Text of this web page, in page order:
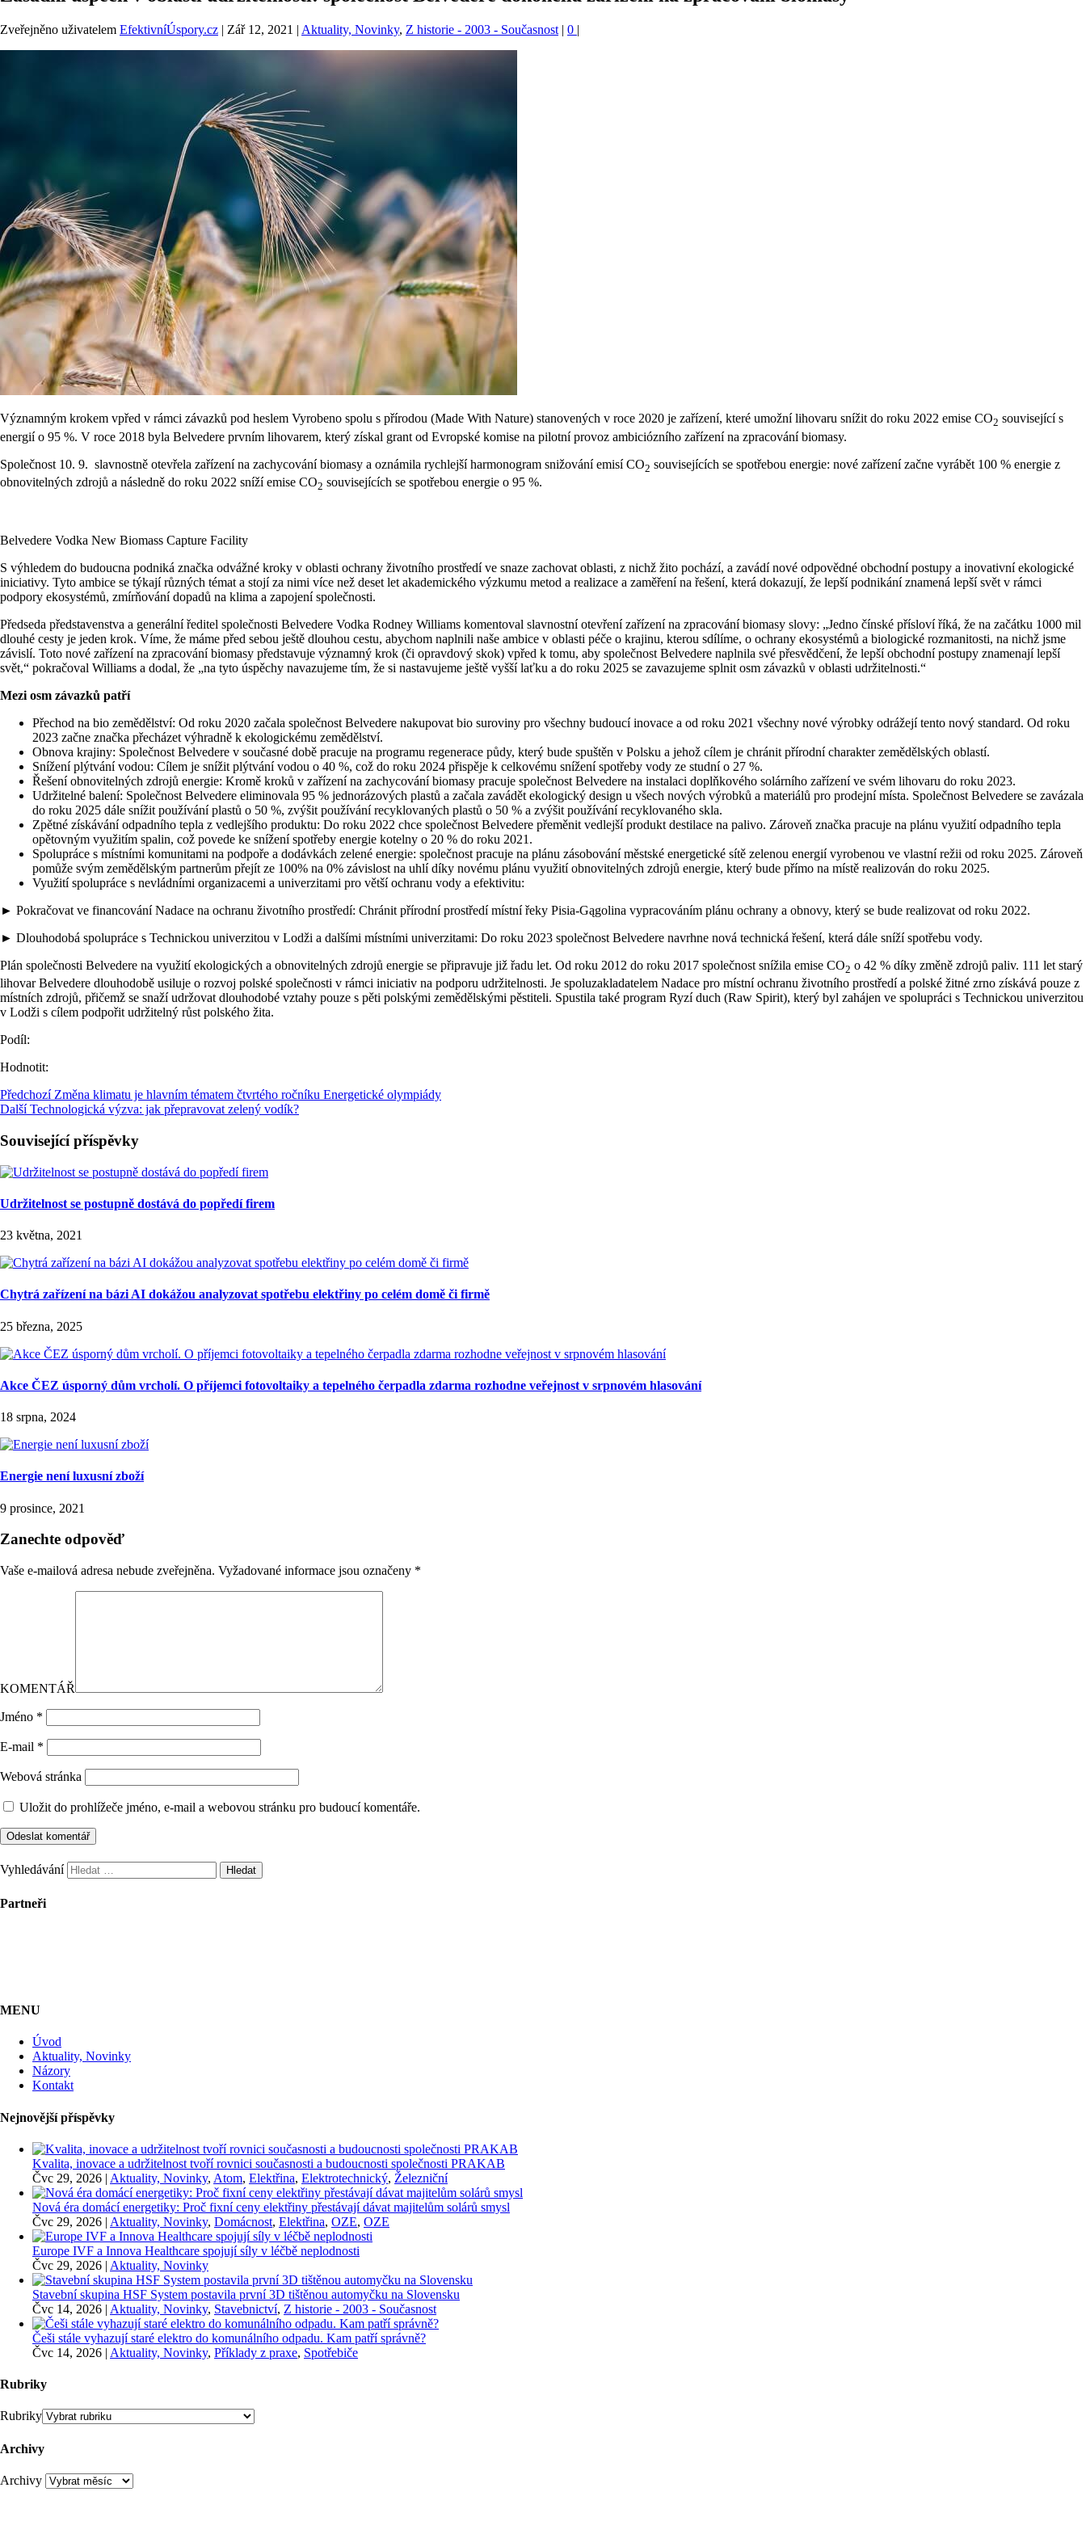
Zveřejněno uživatelem EfektivníÚspory.cz | Zář 12, 2021 | Aktuality, Novinky, Z historie - 2003 - Současnost | 0 |
Významným krokem vpřed v rámci závazků pod heslem Vyrobeno spolu s přírodou (Made With Nature) stanovených v roce 2020 je zařízení, které umožní lihovaru snížit do roku 2022 emise CO2 související s
energií o 95 %. V roce 2018 byla Belvedere prvním lihovarem, který získal grant od Evropské komise na pilotní provoz ambiciózního zařízení na zpracování biomasy.
Společnost 10. 9. slavnostně otevřela zařízení na zachycování biomasy a oznámila rychlejší harmonogram snižování emisí CO2 souvisejících se spotřebou energie: nové zařízení začne vyrábět 100 % energie z
obnovitelných zdrojů a následně do roku 2022 sníží emise CO2 souvisejících se spotřebou energie o 95 %.
Belvedere Vodka New Biomass Capture Facility
S výhledem do budoucna podniká značka odvážné kroky v oblasti ochrany životního prostředí ve snaze zachovat oblasti, z nichž žito pochází, a zavádí nové odpovědné obchodní postupy a inovativní ekologické
iniciativy. Tyto ambice se týkají různých témat a stojí za nimi více než deset let akademického výzkumu metod a realizace a zaměření na řešení, která dokazují, že lepší podnikání znamená lepší svět v rámci
podpory ekosystémů, zmírňování dopadů na klima a zapojení společnosti.
Předseda představenstva a generální ředitel společnosti Belvedere Vodka Rodney Williams komentoval slavnostní otevření zařízení na zpracování biomasy slovy: „Jedno čínské přísloví říká, že na začátku 1000 mil
dlouhé cesty je jeden krok. Víme, že máme před sebou ještě dlouhou cestu, abychom naplnili naše ambice v oblasti péče o krajinu, kterou sdílíme, o ochrany ekosystémů a biologické rozmanitosti, na nichž jsme
závislí. Toto nové zařízení na zpracování biomasy představuje významný krok (či opravdový skok) vpřed k tomu, aby společnost Belvedere naplnila své přesvědčení, že lepší obchodní postupy znamenají lepší
svět,“ pokračoval Williams a dodal, že „na tyto úspěchy navazujeme tím, že si nastavujeme ještě vyšší laťku a do roku 2025 se zavazujeme splnit osm závazků v oblasti udržitelnosti.“
Mezi osm závazků patří
Přechod na bio zemědělství: Od roku 2020 začala společnost Belvedere nakupovat bio suroviny pro všechny budoucí inovace a od roku 2021 všechny nové výrobky odrážejí tento nový standard. Od roku
2023 začne značka přecházet výhradně k ekologickému zemědělství.
Obnova krajiny: Společnost Belvedere v současné době pracuje na programu regenerace půdy, který bude spuštěn v Polsku a jehož cílem je chránit přírodní charakter zemědělských oblastí.
Snížení plýtvání vodou: Cílem je snížit plýtvání vodou o 40 %, což do roku 2024 přispěje k celkovému snížení spotřeby vody ze studní o 27 %.
Řešení obnovitelných zdrojů energie: Kromě kroků v zařízení na zachycování biomasy pracuje společnost Belvedere na instalaci doplňkového solárního zařízení ve svém lihovaru do roku 2023.
Udržitelné balení: Společnost Belvedere eliminovala 95 % jednorázových plastů a začala zavádět ekologický design u všech nových výrobků a materiálů pro prodejní místa. Společnost Belvedere se zavázala
do roku 2025 dále snížit používání plastů o 50 %, zvýšit používání recyklovaných plastů o 50 % a zvýšit používání recyklovaného skla.
Zpětné získávání odpadního tepla z vedlejšího produktu: Do roku 2022 chce společnost Belvedere přeměnit vedlejší produkt destilace na palivo. Zároveň značka pracuje na plánu využití odpadního tepla
opětovným využitím spalin, což povede ke snížení spotřeby energie kotelny o 20 % do roku 2021.
Spolupráce s místními komunitami na podpoře a dodávkách zelené energie: společnost pracuje na plánu zásobování městské energetické sítě zelenou energií vyrobenou ve vlastní režii od roku 2025. Zároveň
pomůže svým zemědělským partnerům přejít ze 100% na 0% závislost na uhlí díky novému plánu využití obnovitelných zdrojů energie, který bude přímo na místě realizován do roku 2025.
Využití spolupráce s nevládními organizacemi a univerzitami pro větší ochranu vody a efektivitu:
► Pokračovat ve financování Nadace na ochranu životního prostředí: Chránit přírodní prostředí místní řeky Pisia-Gągolina vypracováním plánu ochrany a obnovy, který se bude realizovat od roku 2022.
► Dlouhodobá spolupráce s Technickou univerzitou v Lodži a dalšími místními univerzitami: Do roku 2023 společnost Belvedere navrhne nová technická řešení, která dále sníží spotřebu vody.
Plán společnosti Belvedere na využití ekologických a obnovitelných zdrojů energie se připravuje již řadu let. Od roku 2012 do roku 2017 společnost snížila emise CO2 o 42 % díky změně zdrojů paliv. 111 let starý
lihovar Belvedere dlouhodobě usiluje o rozvoj polské společnosti v rámci iniciativ na podporu udržitelnosti. Je spoluzakladatelem Nadace pro místní ochranu životního prostředí a polské žitné zrno získává pouze z
místních zdrojů, přičemž se snaží udržovat dlouhodobé vztahy pouze s pěti polskými zemědělskými pěstiteli. Spustila také program Ryzí duch (Raw Spirit), který byl zahájen ve spolupráci s Technickou univerzitou
v Lodži s cílem podpořit udržitelný růst polského žita.
Podíl:
Hodnotit:
Předchozí Změna klimatu je hlavním tématem čtvrtého ročníku Energetické olympiády
Další Technologická výzva: jak přepravovat zelený vodík?
Související příspěvky
Udržitelnost se postupně dostává do popředí firem
23 května, 2021
Chytrá zařízení na bázi AI dokážou analyzovat spotřebu elektřiny po celém domě či firmě
25 března, 2025
Akce ČEZ úsporný dům vrcholí. O příjemci fotovoltaiky a tepelného čerpadla zdarma rozhodne veřejnost v srpnovém hlasování
18 srpna, 2024
Energie není luxusní zboží
9 prosince, 2021
Zanechte odpověď
Vaše e-mailová adresa nebude zveřejněna. Vyžadované informace jsou označeny *
KOMENTÁŘ
Jméno *
E-mail *
Webová stránka
Uložit do prohlížeče jméno, e-mail a webovou stránku pro budoucí komentáře.
Vyhledávání
Partneři
MENU
Úvod
Aktuality, Novinky
Názory
Kontakt
Nejnovější příspěvky
Kvalita, inovace a udržitelnost tvoří rovnici současnosti a budoucnosti společnosti PRAKAB
Čvc 29, 2026 | Aktuality, Novinky, Atom, Elektřina, Elektrotechnický, Železniční
Nová éra domácí energetiky: Proč fixní ceny elektřiny přestávají dávat majitelům solárů smysl
Čvc 29, 2026 | Aktuality, Novinky, Domácnost, Elektřina, OZE, OZE
Europe IVF a Innova Healthcare spojují síly v léčbě neplodnosti
Čvc 29, 2026 | Aktuality, Novinky
Stavební skupina HSF System postavila první 3D tištěnou automyčku na Slovensku
Čvc 14, 2026 | Aktuality, Novinky, Stavebnictví, Z historie - 2003 - Současnost
Češi stále vyhazují staré elektro do komunálního odpadu. Kam patří správně?
Čvc 14, 2026 | Aktuality, Novinky, Příklady z praxe, Spotřebiče
Rubriky
Rubriky
Archivy
Archivy